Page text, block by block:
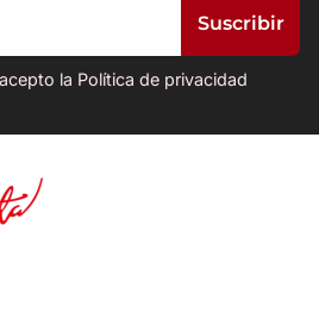
la Política de privacidad